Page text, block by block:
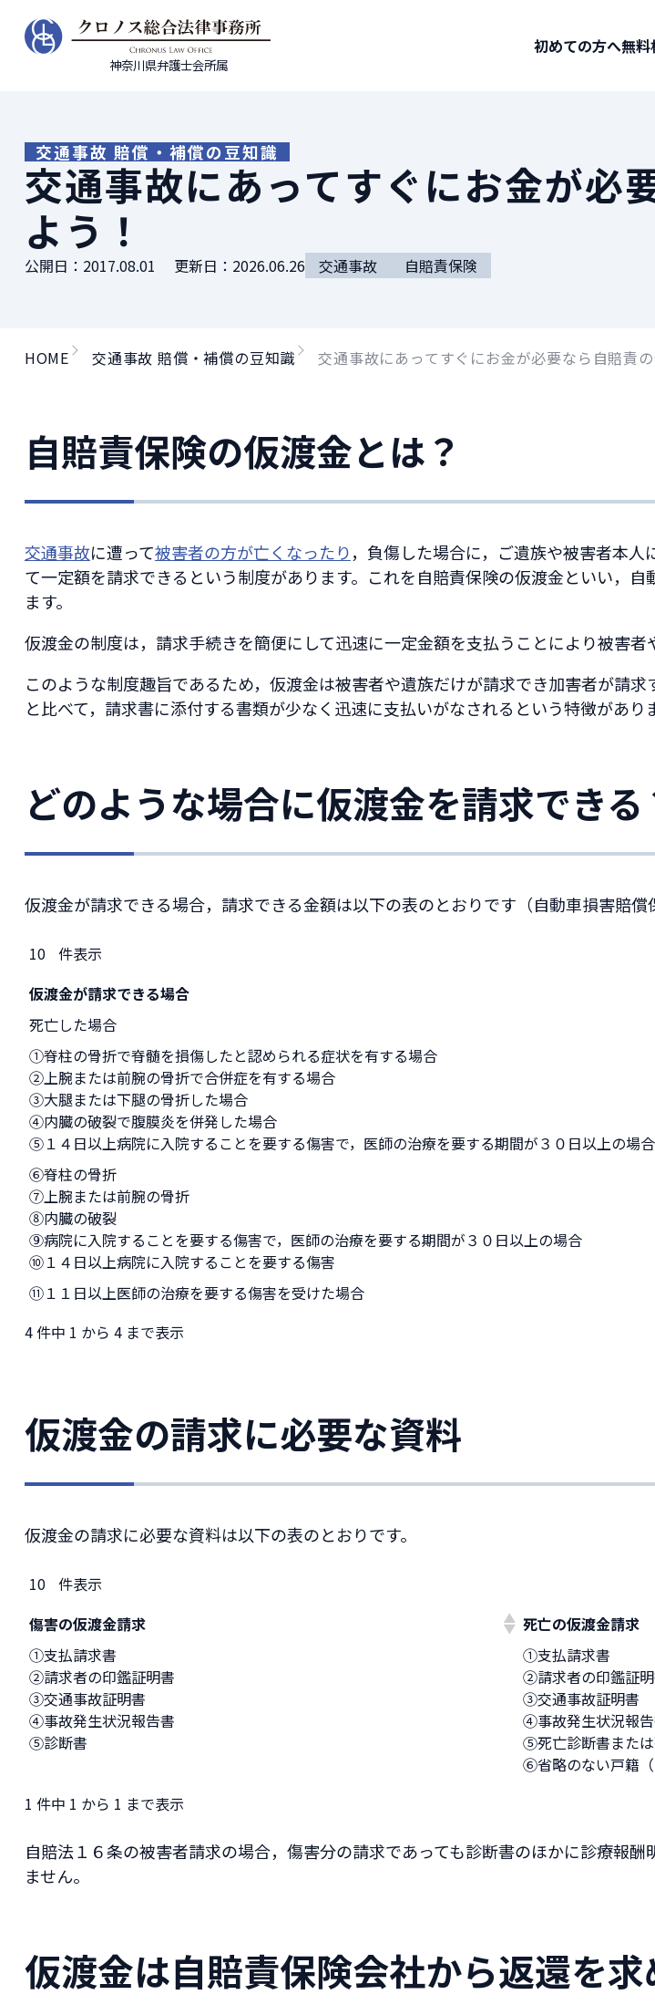
神奈川県弁護士会所属
初めての方へ無料
交通事故 賠償・補償の豆知識
交通事故にあってすぐにお金が必
よう！
公開日： 2017.08.01 更新日： 2026.06.26 交通事故 自賠責保険
HOME 交通事故 賠償・補償の豆知識 交通事故にあってすぐにお金が必要なら自賠責
自賠責保険の仮渡金とは？
交通事故に遭って被害者の方が亡くなったり，負傷した場合に，ご遺族や被害者本
て一定額を請求できるという制度があります。これを自賠責保険の仮渡金といい，
ます。
仮渡金の制度は，請求手続きを簡便にして迅速に一定金額を支払うことにより被害者
このような制度趣旨であるため，仮渡金は被害者や遺族だけが請求でき加害者が請
と比べて，請求書に添付する書類が少なく迅速に支払いがなされるという特徴があり
どのような場合に仮渡金を請求できる
仮渡金が請求できる場合，請求できる金額は以下の表のとおりです（自動車損害賠償
件表示
仮渡金が請求できる場合
死亡した場合
①脊柱の骨折で脊髄を損傷したと認められる症状を有する場合
②上腕または前腕の骨折で合併症を有する場合
③大腿または下腿の骨折した場合
④内臓の破裂で腹膜炎を併発した場合
⑤１４日以上病院に入院することを要する傷害で，医師の治療を要する期間が３０日以上の場合
⑥脊柱の骨折
⑦上腕または前腕の骨折
⑧内臓の破裂
⑨病院に入院することを要する傷害で，医師の治療を要する期間が３０日以上の場合
⑩１４日以上病院に入院することを要する傷害
⑪１１日以上医師の治療を要する傷害を受けた場合
4 件中 1 から 4 まで表示
仮渡金の請求に必要な資料
仮渡金の請求に必要な資料は以下の表のとおりです。
件表示
傷害の仮渡金請求
死亡の仮渡金請求
①支払請求書
②請求者の印鑑証明書
③交通事故証明書
④事故発生状況報告書
⑤診断書
①支払請求書
②請求者の印鑑証
③交通事故証明書
④事故発生状況報
⑤死亡診断書また
⑥省略のない戸籍
1 件中 1 から 1 まで表示
自賠法１６条の被害者請求の場合，傷害分の請求であっても診断書のほかに診療報
ません。
仮渡金は自賠責保険会社から返還を